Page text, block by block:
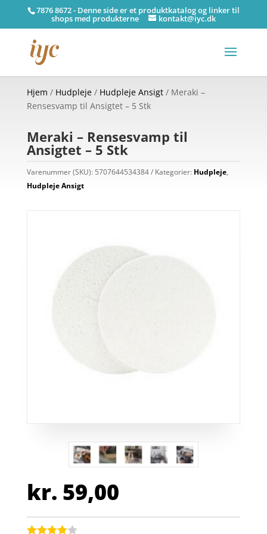
7876 8672 - Denne side er et produktkatalog og linker til
shops med produkterne kontakt@iyc.dk
Hjem / Hudpleje/ Hudpleje Ansigt/ Meraki –
Rensesvamp til Ansigtet – 5 Stk
Meraki – Rensesvamp til
Ansigtet – 5 Stk
Varenummer (SKU): 5707644534384 Kategorier: Hudpleje,
Hudpleje Ansigt
kr. 59,00